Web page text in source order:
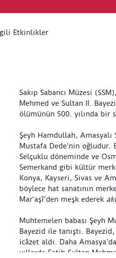
Etkinlikler
Sakıp Sabancı Müzesi
Mehmed ve Sultan II.
ölümünün 500. yılında bir
Şeyh Hamdullah, Amasyalı
Mustafa Dede’nin oğludur.
Selçuklu döneminde ve
Semerkand gibi kültür
Konya, Kayseri, Sivas ve
böylece hat sanatının
Mar‘aşî’den meşk ederek
Muhtemelen babası Şeyh
Bayezid ile tanıştı.
icâzet aldı. Daha
yıllarda Fatih Sultan